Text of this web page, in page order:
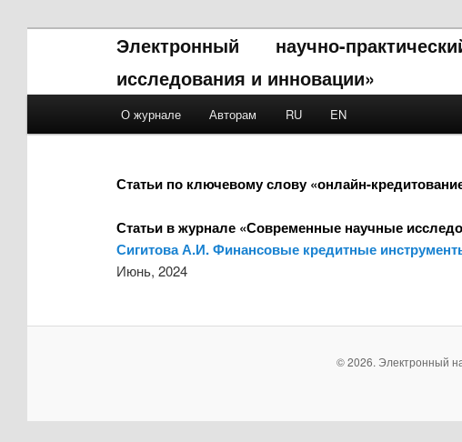
Электронный научно-
исследования и инновации»
Skip to primary content
Skip to secondary content
О журнале Авторам RU EN
Статьи по ключевому слову «онлайн-
Статьи в журнале «Современные научные
Сигитова А.И. Финансовые кредитные
Июнь, 2024
© 2026. Электронный